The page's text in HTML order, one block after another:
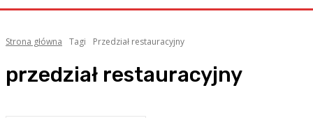
Strona główna Tagi Przedział restauracyjny
przedział restauracyjny